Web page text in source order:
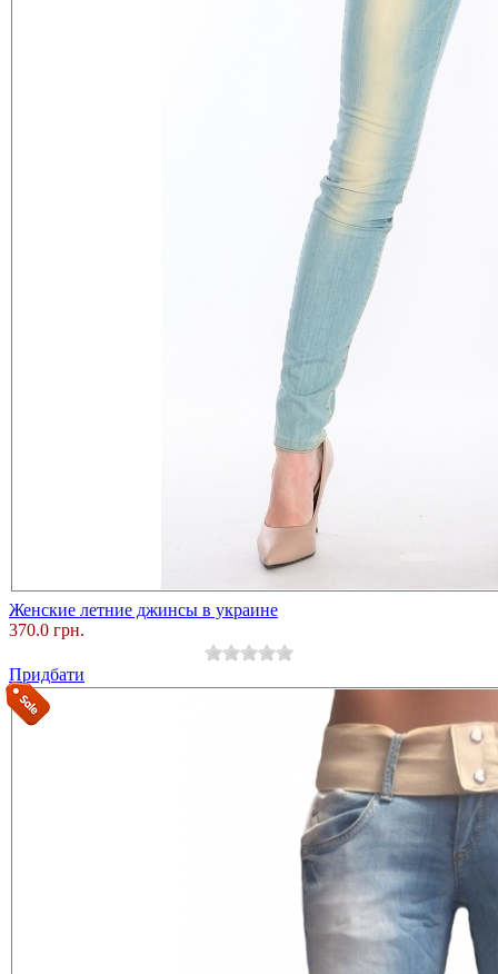
Женские летние джинсы в украине
370.0 грн.
Придбати